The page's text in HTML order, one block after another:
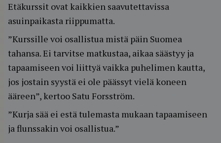
Etäkurssit ovat kaikkien saavutettavissa
asuinpaikasta riippumatta.
”Kurssille voi osallistua mistä päin Suomea
tahansa. Ei tarvitse matkustaa, aikaa säästyy ja
tapaamiseen voi liittyä vaikka puhelimen kautta,
jos jostain syystä ei ole päässyt vielä koneen
ääreen”, kertoo Satu Forsström.
”Kurja sää ei estä tulemasta mukaan tapaamiseen
ja flunssakin voi osallistua.”